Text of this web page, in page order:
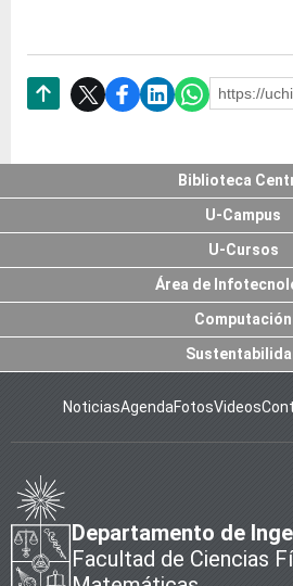
https://
Biblioteca
U-Campus
U-Cursos
Área de
Computación
NoticiasAgendaFotosVideos
Departamento de
Facultad de Ciencias